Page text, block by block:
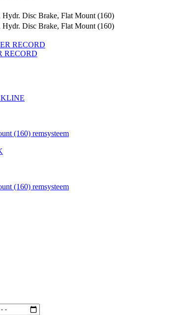
Disc Brake, Flat Mount (160)
Disc Brake, Flat Mount (160)
RECORD
(160) remsysteem
(160) remsysteem